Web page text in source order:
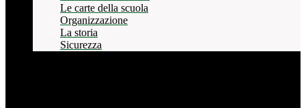
Le carte della scuola
Organizzazione
La storia
Sicurezza